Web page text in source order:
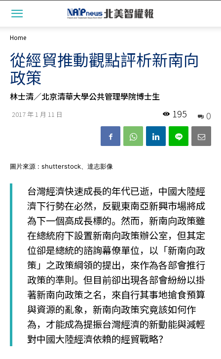
Home
從經貿推動觀點評析新南向
政策
林士清／北京清華大學公共管理學院博士生
2017 年 1 月 11 日 0
195
圖片來源 : shutterstock、達志影像
台灣經濟快速成長的年代已逝，中國大陸經
濟下行勢在必然，反觀東南亞新興市場將成
為下一個高成長標的。然而，新南向政策雖
在總統府下設置新南向政策辦公室，但其定
位卻是總統的諮詢幕僚單位，以「新南向政
策」之政策綱領的提出，來作為各部會推行
政策的準則。但目前卻出現各部會紛紛以掛
著新南向政策之名，來自行其事地搶食預算
與資源的亂象，新南向政策究竟該如何作
為，才能成為提振台灣經濟的新動能與減輕
對中國大陸經濟依賴的經貿戰略？